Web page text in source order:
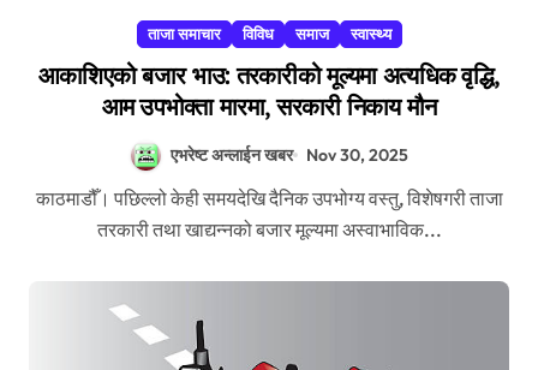
ताजा समाचार विविध समाज स्वास्थ्य
आकाशिएको बजार भाउ: तरकारीको मूल्यमा अत्यधिक वृद्धि,
आम उपभोक्ता मारमा, सरकारी निकाय मौन
एभरेष्ट अन्लाईन खबर Nov 30, 2025
काठमाडौँ। पछिल्लो केही समयदेखि दैनिक उपभोग्य वस्तु, विशेषगरी ताजा
तरकारी तथा खाद्यन्नको बजार मूल्यमा अस्वाभाविक...